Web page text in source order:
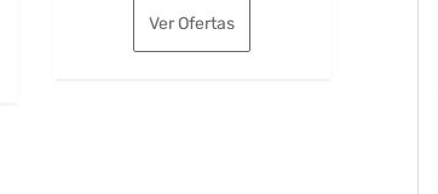
original
era: es:
Ver Ofertas